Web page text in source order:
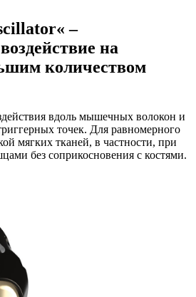
–
на
количеством
вдоль мышечных волокон и
точек. Для равномерного
мягких тканей, в частности, при
без соприкосновения с костями.